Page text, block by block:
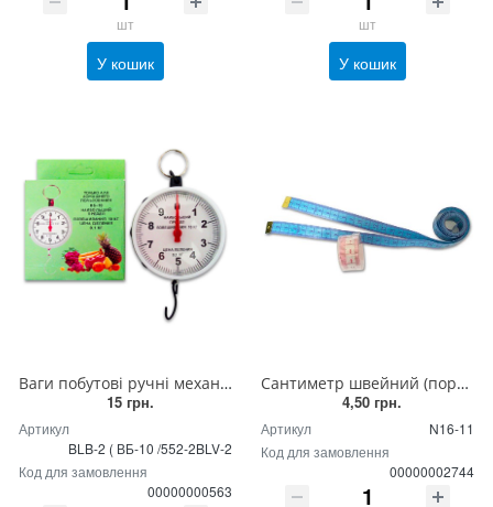
шт
У кошик
шт
У кошик
Ваги побутові ручні механічні круглі (кантер), зважування до 10 кг
15 грн.
Артикул
BLB-2 ( ВБ-10 /552-2BLV-2
Код для замовлення
00000000563
Сантиметр швейний (портнівський) 150 см., сантиметрова стрічка
4,50 грн.
Артикул
N16-11
Код для замовлення
00000002744